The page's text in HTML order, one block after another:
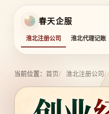
春天企服
淮北注册公司 淮北代理记账
当前位置： 首页 淮北注册公司